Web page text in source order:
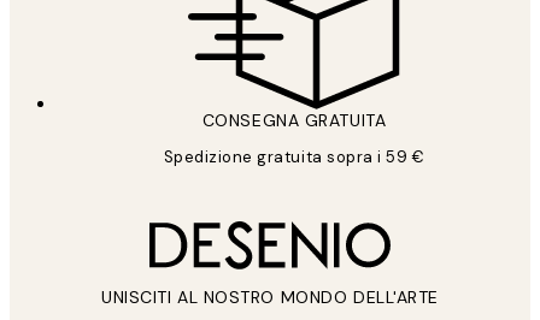
CONSEGNA GRATUITA
Spedizione gratuita sopra i 59 €
UNISCITI AL NOSTRO MONDO DELL'ARTE